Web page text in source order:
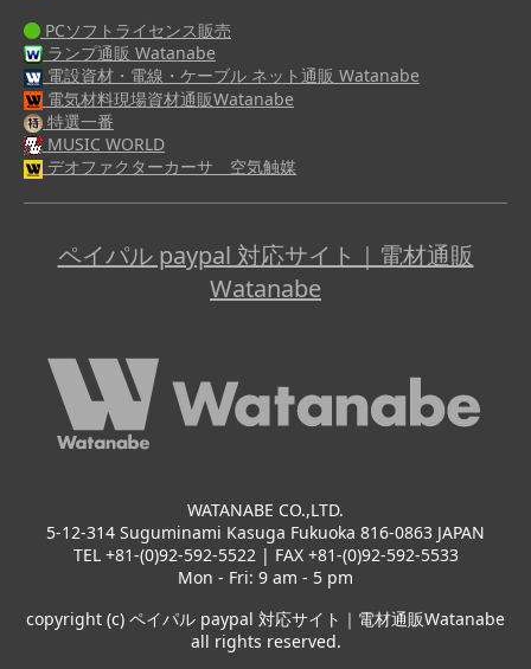
PCソフトライセンス販売
ランプ通販 Watanabe
電設資材・電線・ケーブル ネット通販 Watanabe
電気材料現場資材通販Watanabe
特選一番
MUSIC WORLD
デオファクターカーサ 空気触媒
ペイパル paypal 対応サイト｜電材通販
Watanabe
WATANABE CO.,LTD.
5-12-314 Suguminami Kasuga Fukuoka 816-0863 JAPAN
TEL +81-(0)92-592-5522 | FAX +81-(0)92-592-5533
Mon - Fri: 9 am - 5 pm
copyright (c) ペイパル paypal 対応サイト｜電材通販Watanabe
all rights reserved.